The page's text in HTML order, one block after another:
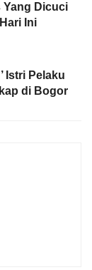
Yang Dicuci
Ini
Istri Pelaku
di Bogor